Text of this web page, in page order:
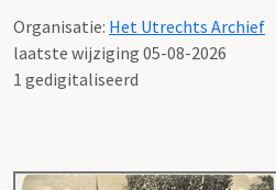
Organisatie: Het Utrechts Archief
laatste wijziging 05-08-2026
1 gedigitaliseerd